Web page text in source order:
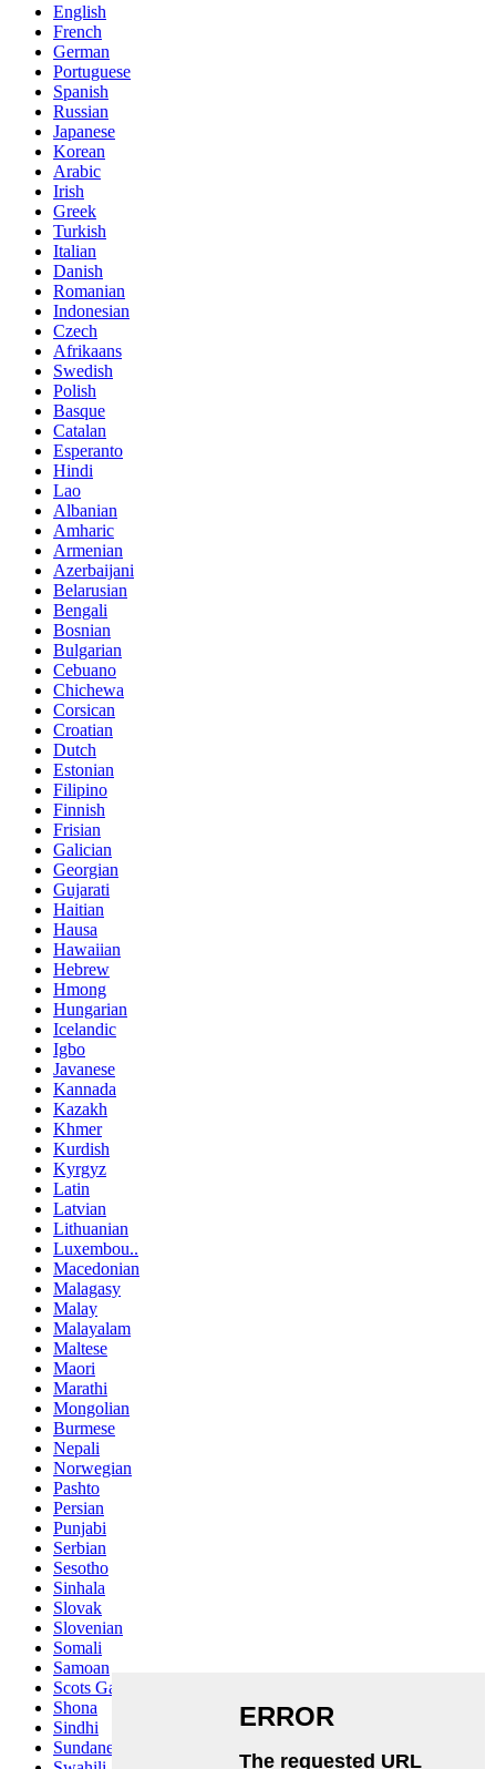
English
French
German
Portuguese
Spanish
Russian
Japanese
Korean
Arabic
Irish
Greek
Turkish
Italian
Danish
Romanian
Indonesian
Czech
Afrikaans
Swedish
Polish
Basque
Catalan
Esperanto
Hindi
Lao
Albanian
Amharic
Armenian
Azerbaijani
Belarusian
Bengali
Bosnian
Bulgarian
Cebuano
Chichewa
Corsican
Croatian
Dutch
Estonian
Filipino
Finnish
Frisian
Galician
Georgian
Gujarati
Haitian
Hausa
Hawaiian
Hebrew
Hmong
Hungarian
Icelandic
Igbo
Javanese
Kannada
Kazakh
Khmer
Kurdish
Kyrgyz
Latin
Latvian
Lithuanian
Luxembou..
Macedonian
Malagasy
Malay
Malayalam
Maltese
Maori
Marathi
Mongolian
Burmese
Nepali
Norwegian
Pashto
Persian
Punjabi
Serbian
Sesotho
Sinhala
Slovak
Slovenian
Somali
Samoan
Scots Gaelic
Shona
Sindhi
Sundanese